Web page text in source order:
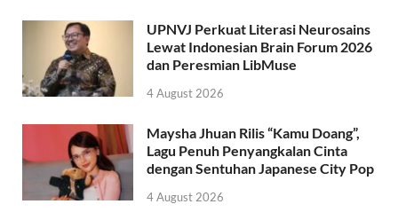
UPNVJ Perkuat Literasi Neurosains
Lewat Indonesian Brain Forum 2026
dan Peresmian LibMuse
4 August 2026
Maysha Jhuan Rilis “Kamu Doang”,
Lagu Penuh Penyangkalan Cinta
dengan Sentuhan Japanese City Pop
4 August 2026